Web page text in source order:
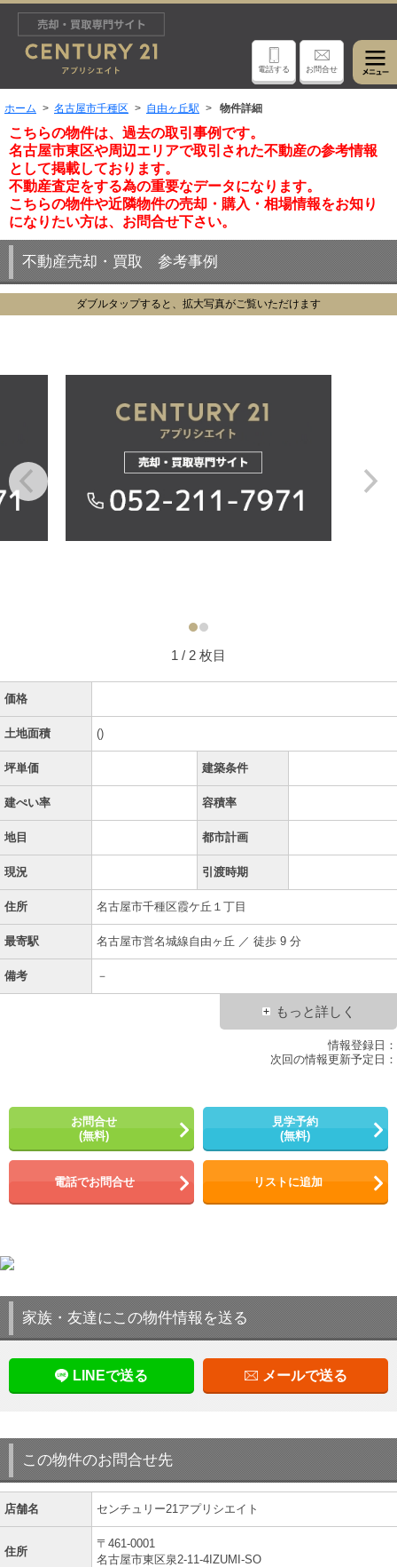
電話する お問合せ
ホーム 名古屋市千種区 自由ヶ丘駅 物件詳細
こちらの物件は、過去の取引事例です。
名古屋市東区や周辺エリアで取引された不動産の参考情報
として掲載しております。
不動産査定をする為の重要なデータになります。
こちらの物件や近隣物件の売却・購入・相場情報をお知り
になりたい方は、お問合せ下さい。
不動産売却・買取 参考事例
ダブルタップすると、拡大写真がご覧いただけます
1 / 2 枚目
価格
土地面積 ()
坪単価 建築条件
建ぺい率 容積率
地目 都市計画
現況 引渡時期
住所 名古屋市千種区霞ケ丘１丁目
最寄駅 名古屋市営名城線自由ヶ丘 ／ 徒歩 9 分
備考 －
もっと詳しく
情報登録日：
次回の情報更新予定日：
お問合せ
(無料)
見学予約
(無料)
電話でお問合せ リストに追加
家族・友達にこの物件情報を送る
LINEで送る メールで送る
この物件のお問合せ先
店舗名 センチュリー21アプリシエイト
住所
〒461-0001
名古屋市東区泉2-11-4IZUMI-SO